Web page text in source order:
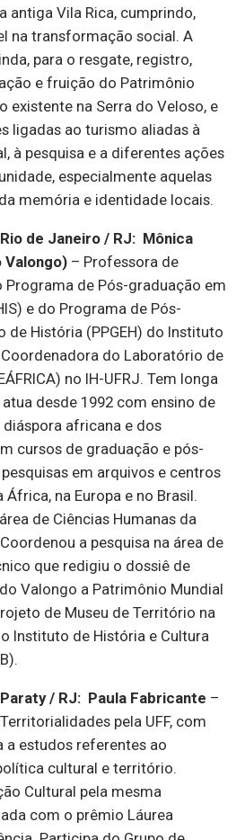
antiga Vila Rica, cumprindo,
na transformação social. A
para o resgate, registro,
e fruição do Patrimônio
existente na Serra do Veloso, e
ligadas ao turismo aliadas à
à pesquisa e a diferentes ações
especialmente aquelas
memória e identidade locais.
de Janeiro / RJ: Mônica
Valongo) – Professora de
de Pós-graduação em
e do Programa de Pós-
de História (PPGEH) do Instituto
do Laboratório de
no IH-UFRJ. Tem longa
desde 1992 com ensino de
africana e dos
cursos de graduação e pós-
em arquivos e centros
na Europa e no Brasil.
de Ciências Humanas da
a pesquisa na área de
que redigiu o dossiê de
Valongo a Patrimônio Mundial
de Museu de Território na
Instituto de História e Cultura
/ RJ: Paula Fabricante –
pela UFF, com
a estudos referentes ao
cultural e território.
Cultural pela mesma
com o prêmio Láurea